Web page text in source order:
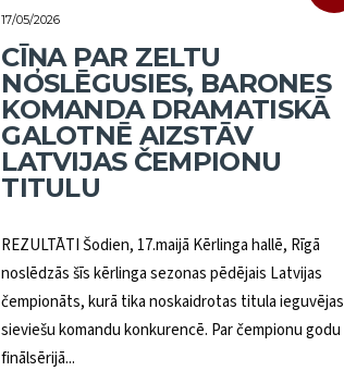
17/05/2026
CĪŅA PAR ZELTU
NOSLĒGUSIES, BARONES
KOMANDA DRAMATISKĀ
GALOTNĒ AIZSTĀV
LATVIJAS ČEMPIONU
TITULU
REZULTĀTI Šodien, 17.maijā Kērlinga hallē, Rīgā
noslēdzās šīs kērlinga sezonas pēdējais Latvijas
čempionāts, kurā tika noskaidrotas titula ieguvējas
sieviešu komandu konkurencē. Par čempionu godu
finālsērijā...